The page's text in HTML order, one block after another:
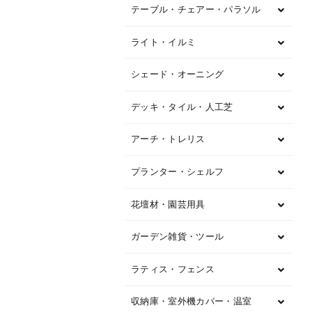
テーブル・チェアー・パラソル
ライト・イルミ
シェード・オーニング
デッキ・タイル・人工芝
アーチ・トレリス
プランター・シェルフ
花壇材・園芸用具
ガーデン雑貨・ツール
ラティス・フェンス
収納庫・室外機カバー・温室